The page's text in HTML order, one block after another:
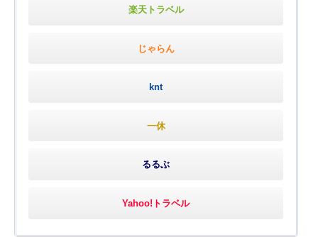
楽天トラベル
じゃらん
knt
一休
るるぶ
Yahoo!トラベル